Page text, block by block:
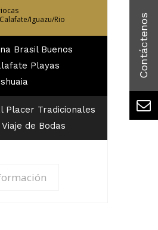
Iguazu/Rio
Brasil Buenos
Playas
Placer Tradicionales
de Bodas